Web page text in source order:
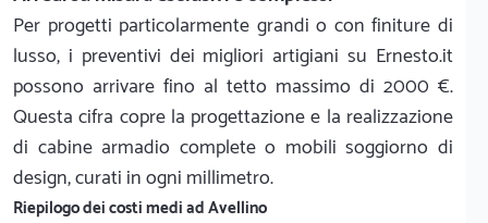
Per progetti particolarmente grandi o con finiture di
lusso, i preventivi dei migliori artigiani su Ernesto.it
possono arrivare fino al tetto massimo di 2000 €.
Questa cifra copre la progettazione e la realizzazione
di cabine armadio complete o mobili soggiorno di
design, curati in ogni millimetro.
Riepilogo dei costi medi ad Avellino